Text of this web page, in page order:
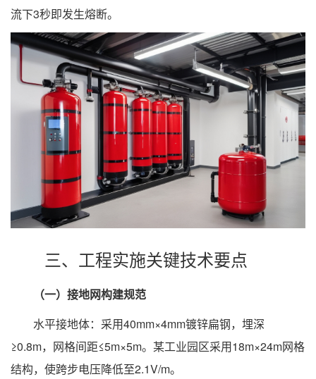
流下3秒即发生熔断。
三、工程实施关键技术要点
（一）接地网构建规范
水平接地体：采用40mm×4mm镀锌扁钢，埋深
≥0.8m，网格间距≤5m×5m。某工业园区采用18m×24m网格
结构，使跨步电压降低至2.1V/m。